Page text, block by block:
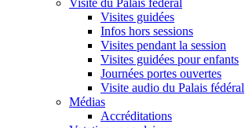
Visite du Palais fédéral
Visites guidées
Infos hors sessions
Visites pendant la session
Visites guidées pour enfants
Journées portes ouvertes
Visite audio du Palais fédéral
Médias
Accréditations